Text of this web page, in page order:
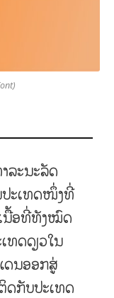
ລະນະລັດ
ປະເທດໜຶ່ງທີ່
ເນື້ອທີ່ທັງໝົດ
ທດດຽວໃນ
ດນອອກສູ່
ດກັບປະເທດ